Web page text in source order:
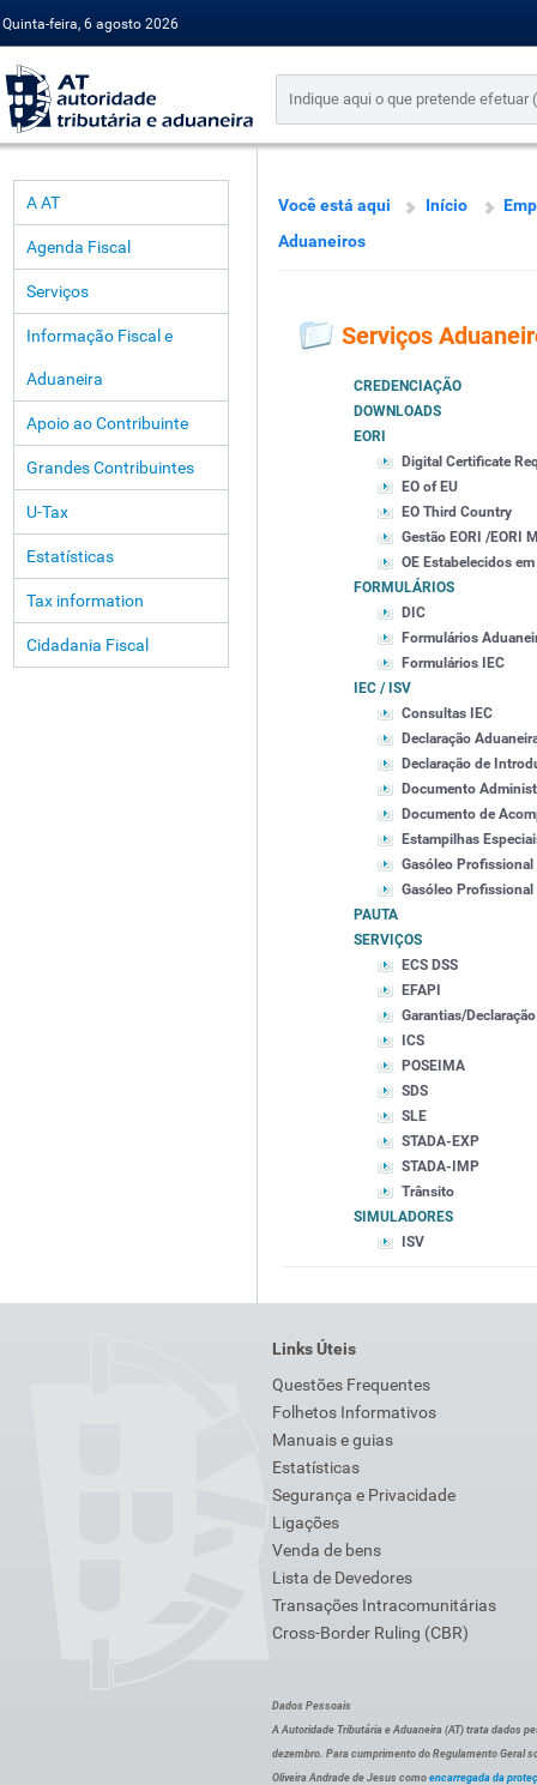
Quinta-feira, 6 agosto 2026
A AT
Agenda Fiscal
Serviços
Informação Fiscal e
Aduaneira
Apoio ao Contribuinte
Grandes Contribuintes
U-Tax
Estatísticas
Tax information
Cidadania Fiscal
Você está aqui Início
Aduaneiros
Serviços
CREDENCIAÇÃO
DOWNLOADS
EORI
Digital Certificate
EO of EU
EO Third Country
Gestão EORI /EORI
OE Estabelecidos
FORMULÁRIOS
DIC
Formulários
Formulários IEC
IEC / ISV
Consultas IEC
Declaração
Declaração de
Documento
Documento de
Estampilhas
Gasóleo Profissional
Gasóleo Profissional
PAUTA
SERVIÇOS
ECS DSS
EFAPI
Garantias/
ICS
POSEIMA
SDS
SLE
STADA-EXP
STADA-IMP
Trânsito
SIMULADORES
ISV
Links Úteis
Questões Frequentes
Folhetos Informativos
Manuais e guias
Estatísticas
Segurança e Privacidade
Ligações
Venda de bens
Lista de Devedores
Transações Intracomunitárias
Cross-Border Ruling (CBR)
Dados Pessoais
A Autoridade Tributária e Aduaneira (AT) trata dados
dezembro. Para cumprimento do Regulamento Geral
Oliveira Andrade de Jesus como encarregada da